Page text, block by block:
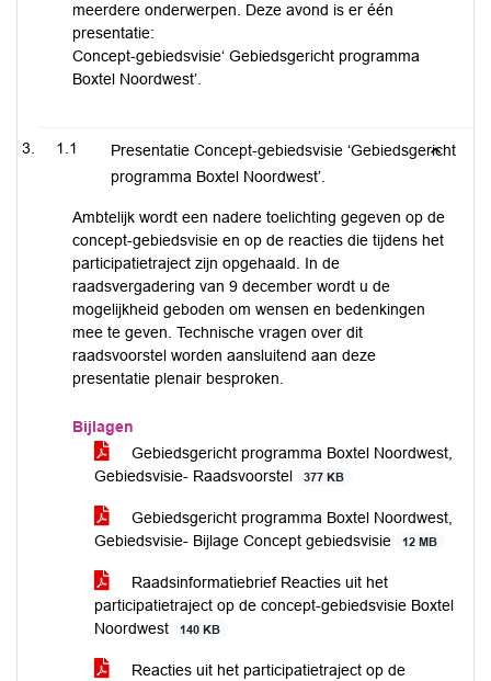
meerdere onderwerpen. Deze avond is er één
presentatie:
Concept-gebiedsvisie‘ Gebiedsgericht programma
Boxtel Noordwest’.
1.1
Presentatie Concept-gebiedsvisie ‘Gebiedsgericht
programma Boxtel Noordwest’.
Ambtelijk wordt een nadere toelichting gegeven op de
concept-gebiedsvisie en op de reacties die tijdens het
participatietraject zijn opgehaald. In de
raadsvergadering van 9 december wordt u de
mogelijkheid geboden om wensen en bedenkingen
mee te geven. Technische vragen over dit
raadsvoorstel worden aansluitend aan deze
presentatie plenair besproken.
Bijlagen
Gebiedsgericht programma Boxtel Noordwest,
Gebiedsvisie- Raadsvoorstel
377 KB
Gebiedsgericht programma Boxtel Noordwest,
Gebiedsvisie- Bijlage Concept gebiedsvisie
12 MB
Raadsinformatiebrief Reacties uit het
participatietraject op de concept-gebiedsvisie Boxtel
Noordwest
140 KB
Reacties uit het participatietraject op de